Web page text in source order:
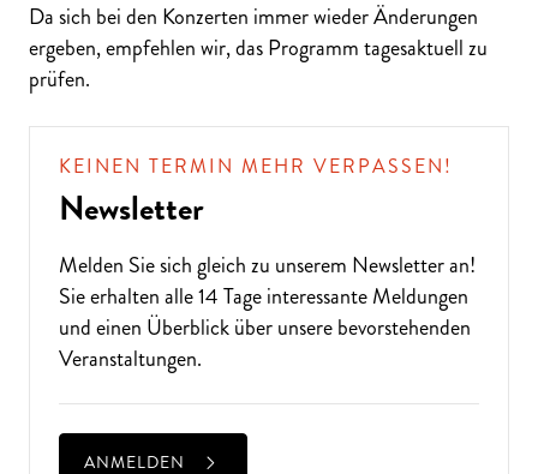
ALTE MUSIK BIS ZEITGENÖSSISCH
LIEBEN SIE DIE OPER?
Da sich bei den Konzerten immer wieder Änderungen
ergeben, empfehlen wir, das Programm tagesaktuell zu
prüfen.
KEINEN TERMIN MEHR VERPASSEN!
Newsletter
Melden Sie sich gleich zu unserem Newsletteran!
Sie erhalten alle 14 Tage interessante Meldungen
und einen Überblick über unsere bevorstehenden
Veranstaltungen.
ANMELDEN